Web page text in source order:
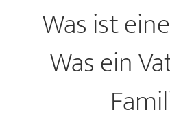
Was ist
Was ein